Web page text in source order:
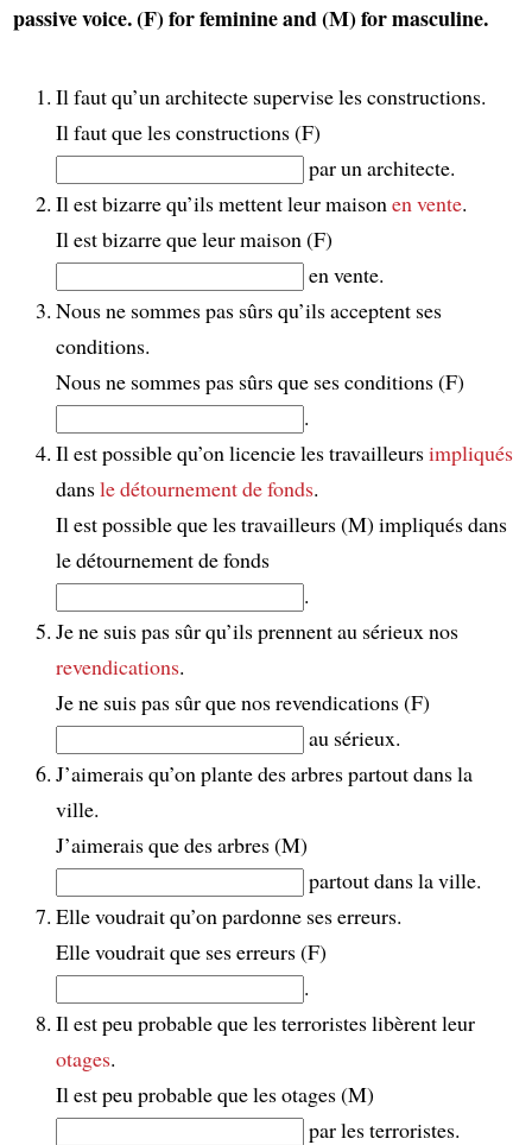
passive voice. (F) for feminine and (M) for masculine.
Il faut qu’un architecte supervise les constructions.
Il faut que les constructions (F)
par un architecte.
Il est bizarre qu’ils mettent leur maison en vente.
Il est bizarre que leur maison (F)
en vente.
Nous ne sommes pas sûrs qu’ils acceptent ses
conditions.
Nous ne sommes pas sûrs que ses conditions (F)
.
Il est possible qu’on licencie les travailleursimpliqués
dansle détournement de fonds.
Il est possible que les travailleurs (M) impliqués dans
le détournement de fonds
.
Je ne suis pas sûr qu’ils prennent au sérieux nos
revendications.
Je ne suis pas sûr que nos revendications (F)
au sérieux.
J’aimerais qu’on plante des arbres partout dans la
ville.
J’aimerais que des arbres (M)
partout dans la ville.
Elle voudrait qu’on pardonne ses erreurs.
Elle voudrait que ses erreurs (F)
.
Il est peu probable que les terroristes libèrent leur
otages.
Il est peu probable que les otages (M)
par les terroristes.